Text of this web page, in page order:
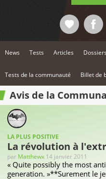
News Tests Articles Dossiers
Tests de la communauté Billet de
Avis de la
LA PLUS POSITIVE
La révolution à
par Matthewx 14 janvier 2011
« Quite possibly the most
generation. »**Surement le